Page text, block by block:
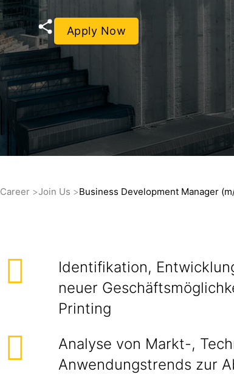
Apply Now
Career Join Us Business Development Manager
Identifikation,
neuer
Printing
Analyse von Markt-,
Anwendungstrends zur